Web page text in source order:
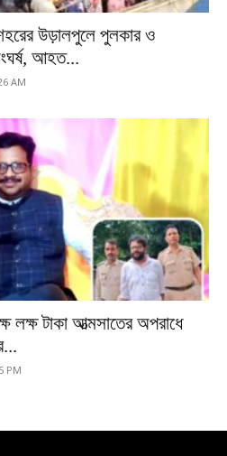
উড়ালপুলে পুলকার ও
আহত...
AM
টাকা আত্মসাতের অপরাধে
PM